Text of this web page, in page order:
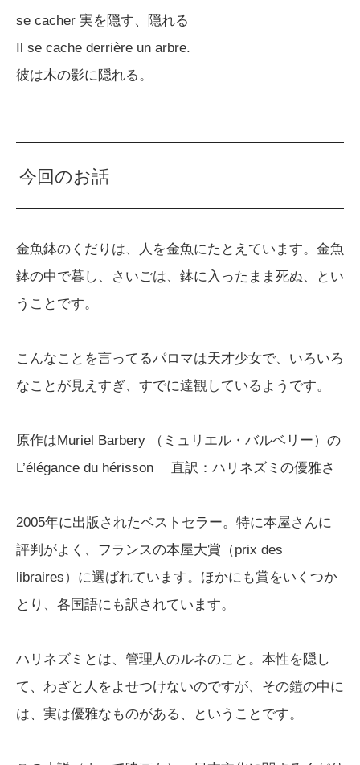
se cacher 実を隠す、隠れる
Il se cache derrière un arbre.
彼は木の影に隠れる。
今回のお話
金魚鉢のくだりは、人を金魚にたとえています。金魚
鉢の中で暮し、さいごは、鉢に入ったまま死ぬ、とい
うことです。
こんなことを言ってるパロマは天才少女で、いろいろ
なことが見えすぎ、すでに達観しているようです。
原作はMuriel Barbery （ミュリエル・バルベリー）の
L’élégance du hérisson 直訳：ハリネズミの優雅さ
2005年に出版されたベストセラー。特に本屋さんに
評判がよく、フランスの本屋大賞（prix des
libraires）に選ばれています。ほかにも賞をいくつか
とり、各国語にも訳されています。
ハリネズミとは、管理人のルネのこと。本性を隠し
て、わざと人をよせつけないのですが、その鎧の中に
は、実は優雅なものがある、ということです。